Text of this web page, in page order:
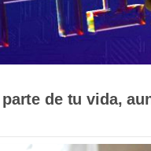
de tu vida,